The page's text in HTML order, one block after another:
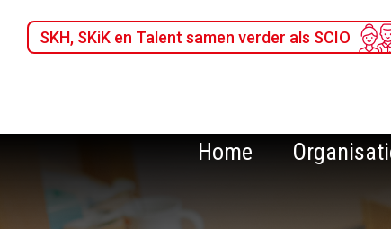
SKH, SKiK en Talent samen verder als SCIO
Home